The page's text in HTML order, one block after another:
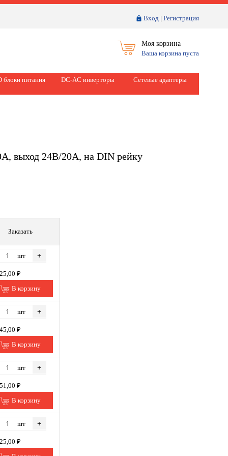
Вход | Регистрация
Моя корзина
Ваша корзина пуста
блоки питания DC-AC инверторы Сетевые адаптеры
выход 24В/20А, на DIN рейку
Заказать
шт +
₽
В корзину
шт +
₽
В корзину
шт +
₽
В корзину
шт +
₽